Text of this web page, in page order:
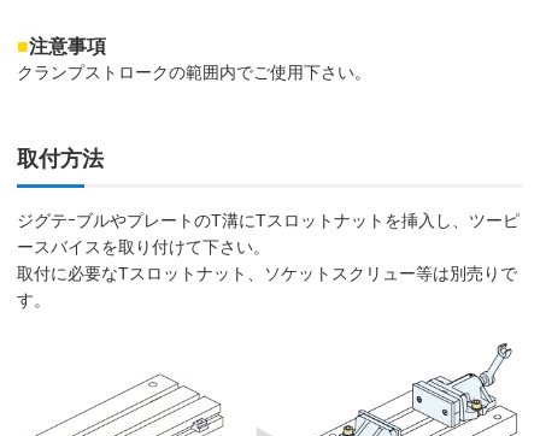
■注意事項
クランプストロークの範囲内でご使用下さい。
取付方法
ジグテｰブルやプレートのT溝にTスロットナットを挿入し、ツーピ
ースバイスを取り付けて下さい。
取付に必要なTスロットナット、ソケットスクリュー等は別売りで
す。